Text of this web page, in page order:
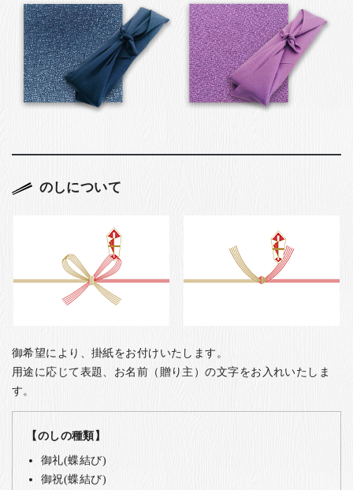
のしについて
御希望により、掛紙をお付けいたします。
用途に応じて表題、お名前（贈り主）の文字をお入れいたしま
す。
【のしの種類】
御礼(蝶結び)
御祝(蝶結び)